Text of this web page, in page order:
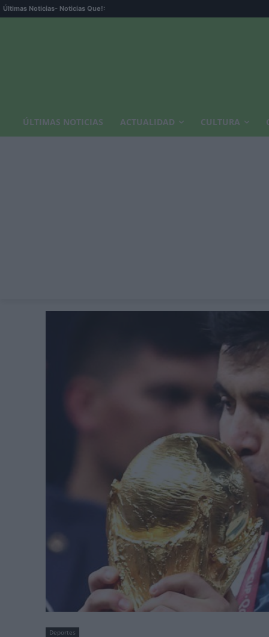
Últimas Noticias- Noticias Que!:
ÚLTIMAS NOTICIAS ACTUALIDAD CULTURA
Deportes